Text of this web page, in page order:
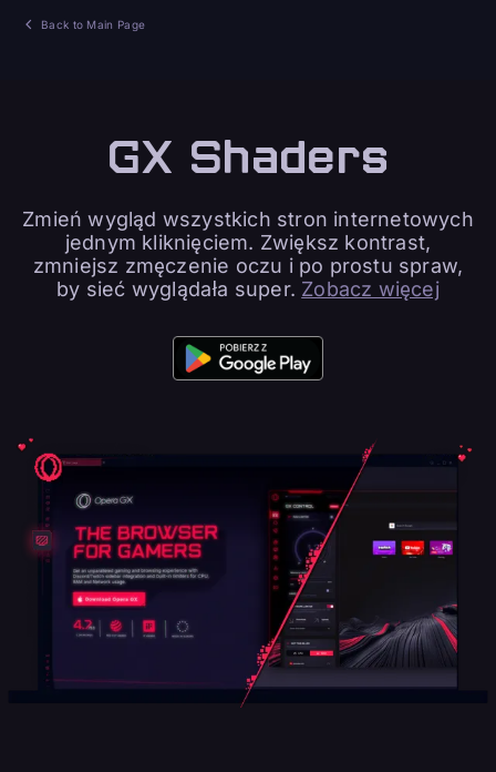
Back to Main Page
GX Shaders
Zmień wygląd wszystkich stron internetowych
jednym kliknięciem. Zwiększ kontrast,
zmniejsz zmęczenie oczu i po prostu spraw,
by sieć wyglądała super. Zobacz więcej